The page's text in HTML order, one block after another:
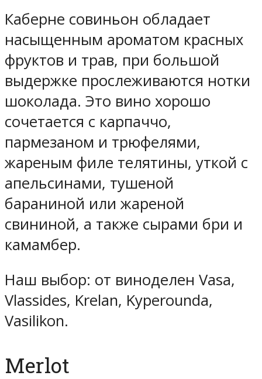
Каберне совиньон обладает
насыщенным ароматом красных
фруктов и трав, при большой
выдержке прослеживаются нотки
шоколада. Это вино хорошо
сочетается с карпаччо,
пармезаном и трюфелями,
жареным филе телятины, уткой с
апельсинами, тушеной
бараниной или жареной
свининой, а также сырами бри и
камамбер.
Наш выбор: от виноделен Vasa,
Vlassides, Krelan, Kyperounda,
Vasilikon.
Merlot